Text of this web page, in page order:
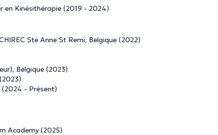
en Kinésithérapie (2019 - 2024)
Ste Anne St Remi, Belgique (2022)
Belgique (2023)
(2024 - Présent)
Academy (2025)